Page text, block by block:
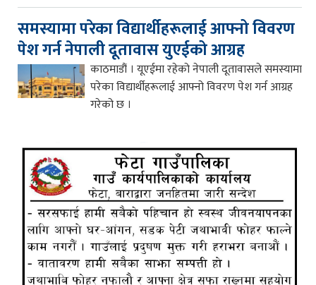
समस्यामा परेका विद्यार्थीहरूलाई आफ्नो विवरण
पेश गर्न नेपाली दूतावास युएईको आग्रह
काठमाडौं । यूएईमा रहेको नेपाली दूतावासले समस्यामा
परेका विद्यार्थीहरूलाई आफ्नो विवरण पेश गर्न आग्रह
गरेको छ ।